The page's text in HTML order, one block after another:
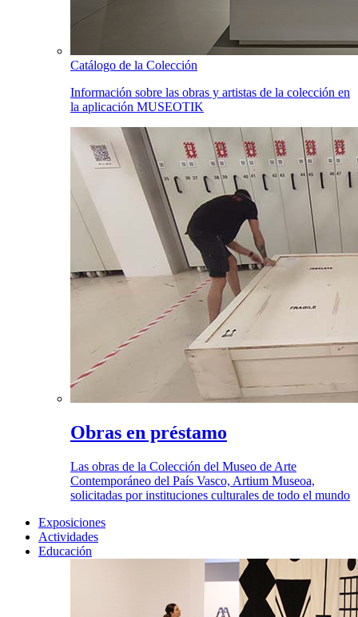
Catálogo de la Colección
Información sobre las obras y artistas de la colección en
la aplicación MUSEOTIK
Obras en préstamo
Las obras de la Colección del Museo de Arte
Contemporáneo del País Vasco, Artium Museoa,
solicitadas por instituciones culturales de todo el mundo
Exposiciones
Actividades
Educación